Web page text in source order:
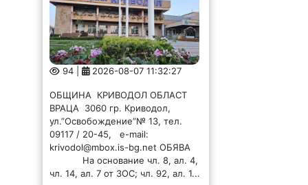
94 | 2026-08-07 11:32:27
ОБЩИНА КРИВОДОЛ ОБЛАСТ
ВРАЦА 3060 гр. Криводол,
ул.”Освобождение”№ 13, тел.
09117 / 20-45, e-mail:
krivodol@mbox.is-bg.net ОБЯВА
На основание чл. 8, ал. 4,
чл. 14, ал. 7 от ЗОС; чл. 92, ал. 1...